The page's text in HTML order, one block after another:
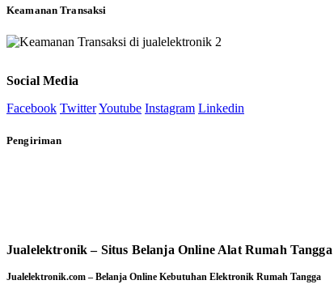
Keamanan Transaksi
Social Media
Facebook TwitterYoutube Instagram Linkedin
Pengiriman
Jualelektronik – Situs Belanja Online Alat Rumah
Jualelektronik.com – Belanja Online Kebutuhan Elektronik Rumah Tangga